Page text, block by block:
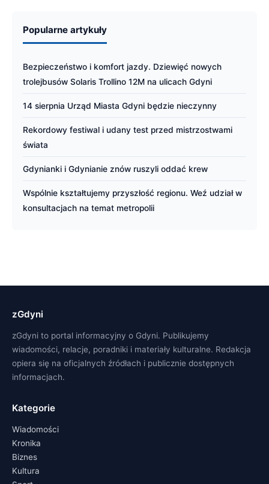
Popularne artykuły
Bezpieczeństwo i komfort jazdy. Dziewięć nowych
trolejbusów Solaris Trollino 12M na ulicach Gdyni
14 sierpnia Urząd Miasta Gdyni będzie nieczynny
Rekordowy festiwal i udany test przed mistrzostwami
świata
Gdynianki i Gdynianie znów ruszyli oddać krew
Wspólnie kształtujemy przyszłość regionu. Weź udział w
konsultacjach na temat metropolii
zGdyni
zGdyni to portal informacyjny o Gdyni. Publikujemy
wiadomości, relacje, poradniki i materiały kulturalne. Redakcja
opiera się na oficjalnych źródłach i publicznie dostępnych
informacjach.
Kategorie
Wiadomości
Kronika
Biznes
Kultura